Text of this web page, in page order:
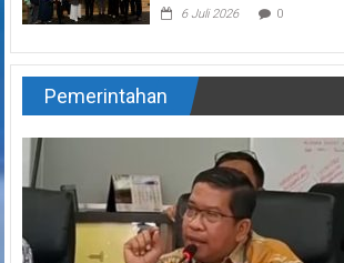
6 Juli 2026 0
Pemerintahan